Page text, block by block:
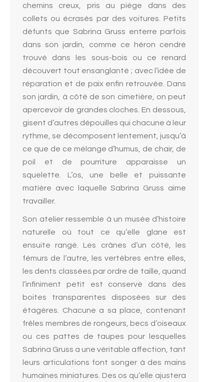
chemins creux, pris au piège dans des
collets ou écrasés par des voitures. Petits
défunts que Sabrina Gruss enterre parfois
dans son jardin, comme ce héron cendré
trouvé dans les sous-bois ou ce renard
découvert tout ensanglanté ; avec l’idée de
réparation et de paix enfin retrouvée. Dans
son jardin, à côté de son cimetière, on peut
apercevoir de grandes cloches. En dessous,
gisent d’autres dépouilles qui chacune à leur
rythme, se décomposent lentement, jusqu’à
ce que de ce mélange d’humus, de chair, de
poil et de pourriture apparaisse un
squelette. L’os, une belle et puissante
matière avec laquelle Sabrina Gruss aime
travailler.
Son atelier ressemble à un musée d’histoire
naturelle où tout ce qu’elle glane est
ensuite rangé. Les crânes d’un côté, les
fémurs de l’autre, les vertèbres entre elles,
les dents classées par ordre de taille, quand
l’infiniment petit est conservé dans des
boites transparentes disposées sur des
étagères. Chacune a sa place, contenant
frêles membres de rongeurs, becs d’oiseaux
ou ces pattes de taupes pour lesquelles
Sabrina Gruss a une véritable affection, tant
leurs articulations font songer à des mains
humaines miniatures. Des os qu’elle ajustera